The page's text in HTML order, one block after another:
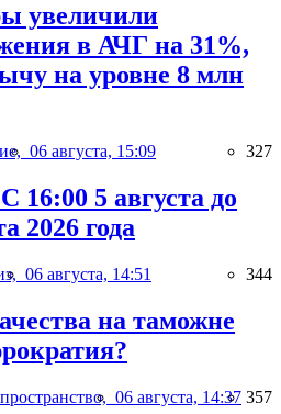
увеличили
в АЧГ на 31%,
на уровне 8 млн
06 августа, 15:09 327
16:00 5 августа до
2026 года
06 августа, 14:51 344
на таможне
06 августа, 14:37 357